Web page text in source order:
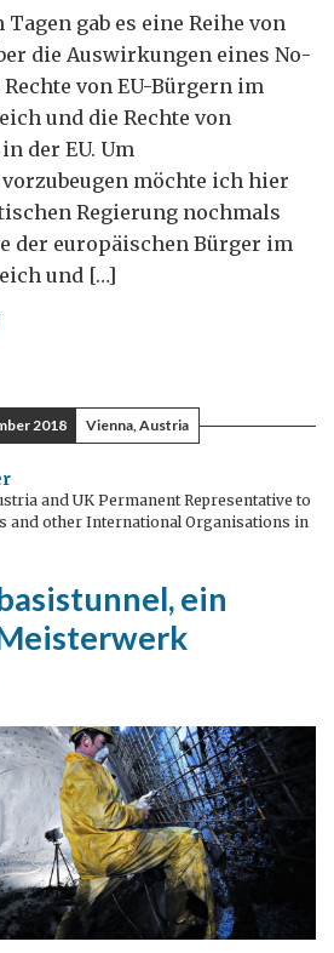
gab es eine Reihe von
die Auswirkungen eines No-
von EU-Bürgern im
und die Rechte von
der EU. Um
möchte ich hier
Regierung nochmals
der europäischen Bürger im
und […]
2018 Vienna, Austria
and UK Permanent Representative to
and other International Organisations in
ein